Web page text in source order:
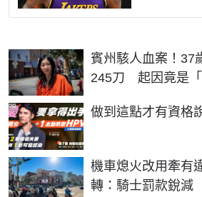
賓州駭人血案！37
245刀 起因竟是「
做到這點才有資格
PR
機車熄火改用牽有
轉：騎士罰款銳